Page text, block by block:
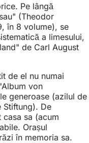
Pe lângă
(Theodor
în 8 volume), se
a limesului,
de Carl August
de el nu numai
von
generoase (azilul de
Stiftung). De
casa sa (acum
Orașul
în memoria sa.